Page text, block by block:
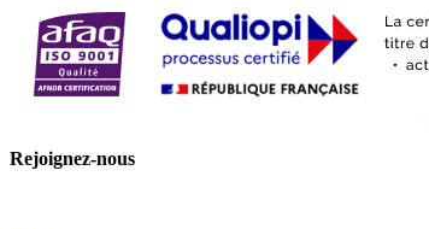
Rejoignez-nous